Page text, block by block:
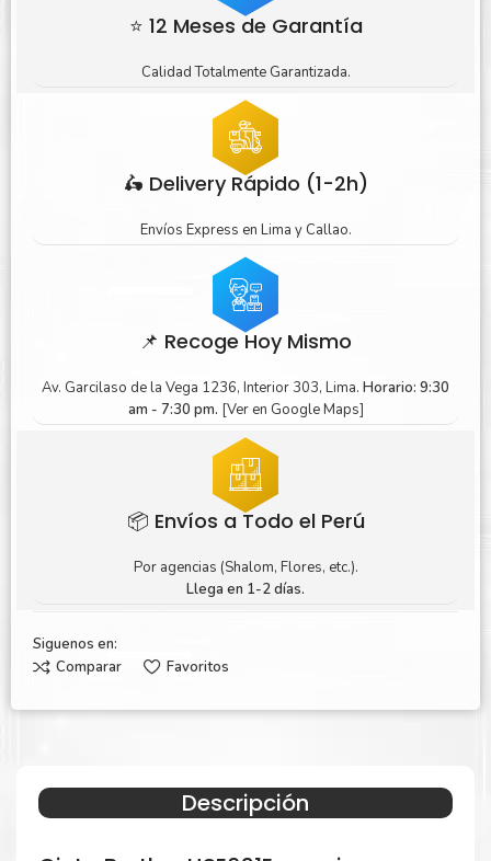
⭐ 12 Meses de Garantía
Calidad Totalmente Garantizada.
🛵 Delivery Rápido (1-2h)
Envíos Express en Lima y Callao.
📌 Recoge Hoy Mismo
Av. Garcilaso de la Vega 1236, Interior 303, Lima. Horario: 9:30
am - 7:30 pm. [Ver en Google Maps]
📦 Envíos a Todo el Perú
Por agencias (Shalom, Flores, etc.).
Llega en 1-2 días.
Siguenos en:
Comparar
Favoritos
Descripción